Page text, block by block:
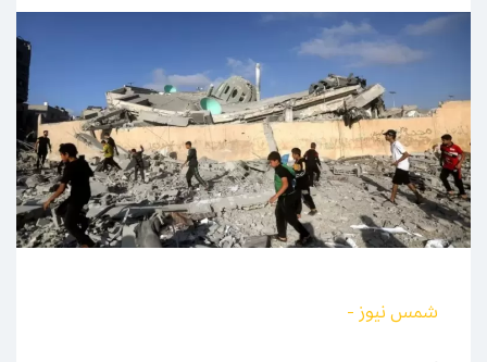
شمس نيوز -